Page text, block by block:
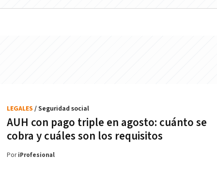
AUH con pago triple en agosto: cuánto se
cobra y cuáles son los requisitos
LEGALES / Seguridad social
PoriProfesional